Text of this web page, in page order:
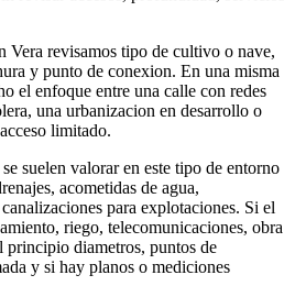
Vera revisamos tipo de cultivo o nave,
y punto de conexion. En una misma
el enfoque entre una calle con redes
una urbanizacion en desarrollo o
limitado.
suelen valorar en este tipo de entorno
acometidas de agua,
para explotaciones. Si el
riego, telecomunicaciones, obra
principio diametros, puntos de
y si hay planos o mediciones